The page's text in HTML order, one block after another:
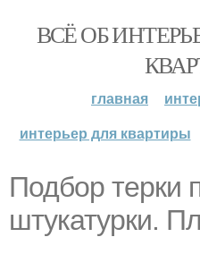
ВСЁ ОБ
главная
интерьер для квартиры
Подбор терки
штукатурки.